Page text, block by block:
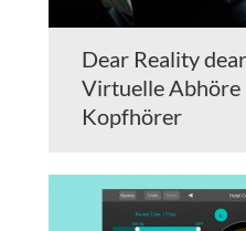
Dear Reality
Virtuelle Abhöre
Kopfhörer